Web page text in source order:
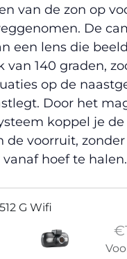
van de zon op
De
een lens die
van 140 graden,
op de
Door het
koppel je
de voorruit,
hoef te halen.
G Wifi